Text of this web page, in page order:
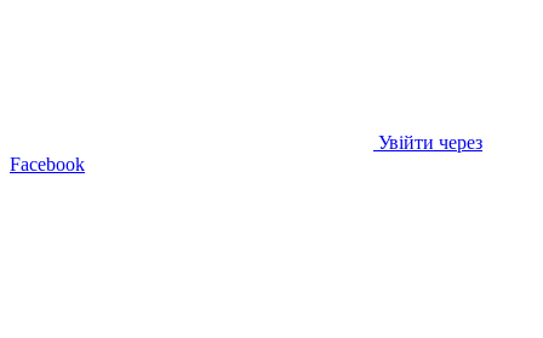
Увійти через
Facebook